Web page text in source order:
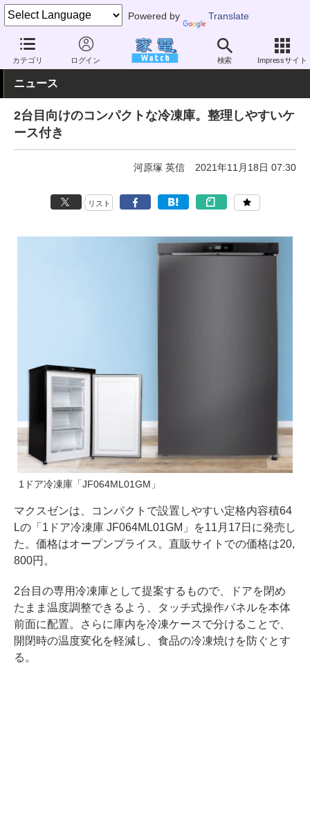
Powered by Translate
カテゴリ ログイン 検索 Impressサイト
家電 Watch 生活家電 冷蔵庫/冷凍庫 フリーザー
ニュース
2台目向けのコンパクトな冷凍庫。整理しやすいケ
ース付き
河原塚 英信 2021年11月18日 07:30
リスト
1ドア冷凍庫「JF064ML01GM」
マクスゼンは、コンパクトで設置しやすい定格内容積64
Lの「1ドア冷凍庫 JF064ML01GM」を11月17日に発売し
た。価格はオープンプライス。直販サイトでの価格は20,
800円。
2台目の専用冷凍庫として提案するもので、ドアを閉め
たまま温度調整できるよう、タッチ式操作パネルを本体
前面に配置。さらに庫内を冷凍ケースで分けることで、
開閉時の温度変化を軽減し、食品の冷凍焼けを防ぐとす
る。